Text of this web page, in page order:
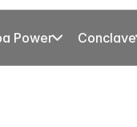
Power Conclave